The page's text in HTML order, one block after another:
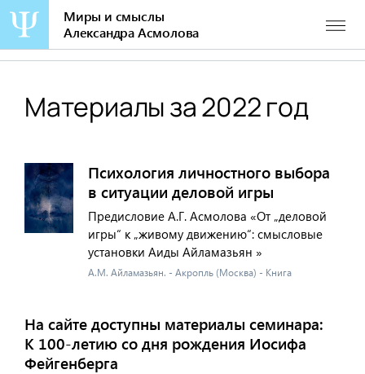
Перейти
содержанию
Миры и смыслы
Александра Асмолова
Материалы за 2022 год
Психология личностного выбора
в ситуации деловой игры
Предисловие А.Г. Асмолова «От „деловой
игры“ к „живому движению“: смысловые
установки Аиды Айламазьян »
А.М. Айламазьян. - Акропль (Москва) - Книга
На сайте доступны материалы семинара:
К 100-летию со дня рождения Иосифа
Фейгенберга